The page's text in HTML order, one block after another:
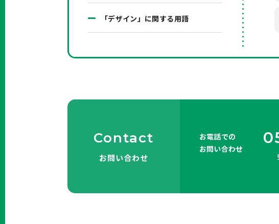
「デザイン」に関する用語
Contact
お問い合わせ
お電話での
お問い合わせ